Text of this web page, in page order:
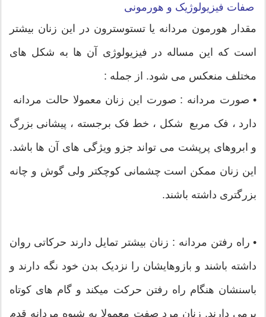
صفات فیزیولوژیک و هورمونی
مقدار هورمون مردانه یا تستوسترون در این زنان بیشتر
است که این مساله در فیزیولوژی آن ها به شکل های
مختلف منعکس می شود. از جمله :
• صورت مردانه : صورت این زنان معمولا حالت مردانه
دارد ، فک مربع شکل ، خط فک برجسته ، پیشانی بزرگ
و ابروهای پرپشت می تواند جزو ویژگی های آن ها باشد.
این زنان ممکن است چشمانی کوچکتر ولی گوش و چانه
بزرگتری داشته باشند.
• راه رفتن مردانه : زنان بیشتر تمایل دارند حرکاتی روان
داشته باشند و بازوهایشان را نزدیک بدن خود نگه دارند و
باسنشان هنگام راه رفتن حرکت میکند و گام های کوتاه
برمی دارند. زنان مرد صفت معمولا به شیوه مردانه قدم